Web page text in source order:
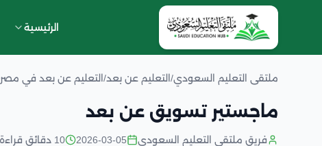
الرئيسية
ملتقى التعليم السعودي/ التعليم عن بعد/ التعليم عن بعد في مصر
ماجستير تسويق عن بعد
فريق ملتقى التعليم السعودي 2026-03-05 10 دقائق قراءة